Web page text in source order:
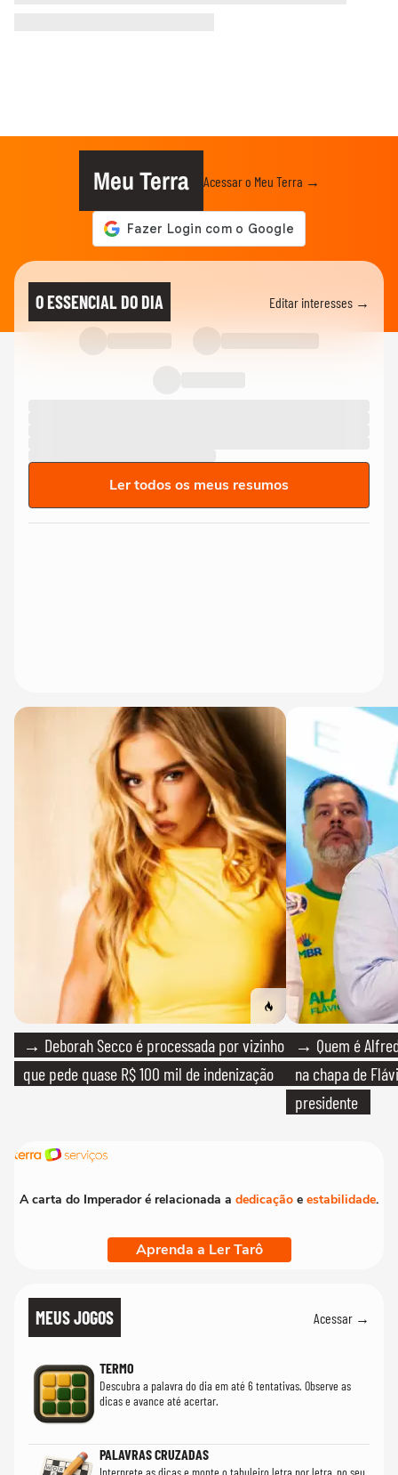
Meu Terra Acessar o Meu Terra →
O ESSENCIAL DO DIA Editar interesses →
Ler todos os meus resumos
→ Deborah Secco é processada por vizinho
que pede quase R$ 100 mil de indenização
→ Quem é
na chapa de
presidente
A carta do Imperador é relacionada a dedicação e estabilidade.
Aprenda a Ler Tarô
MEUS JOGOS Acessar →
TERMO
Descubra a palavra do dia em até 6 tentativas. Observe as
dicas e avance até acertar.
PALAVRAS CRUZADAS